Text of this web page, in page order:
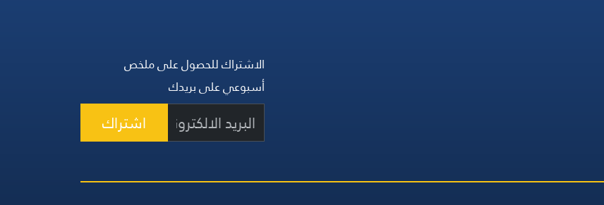
الاشتراك للحصول على ملخص
أسبوعي على بريدك
اشتراك